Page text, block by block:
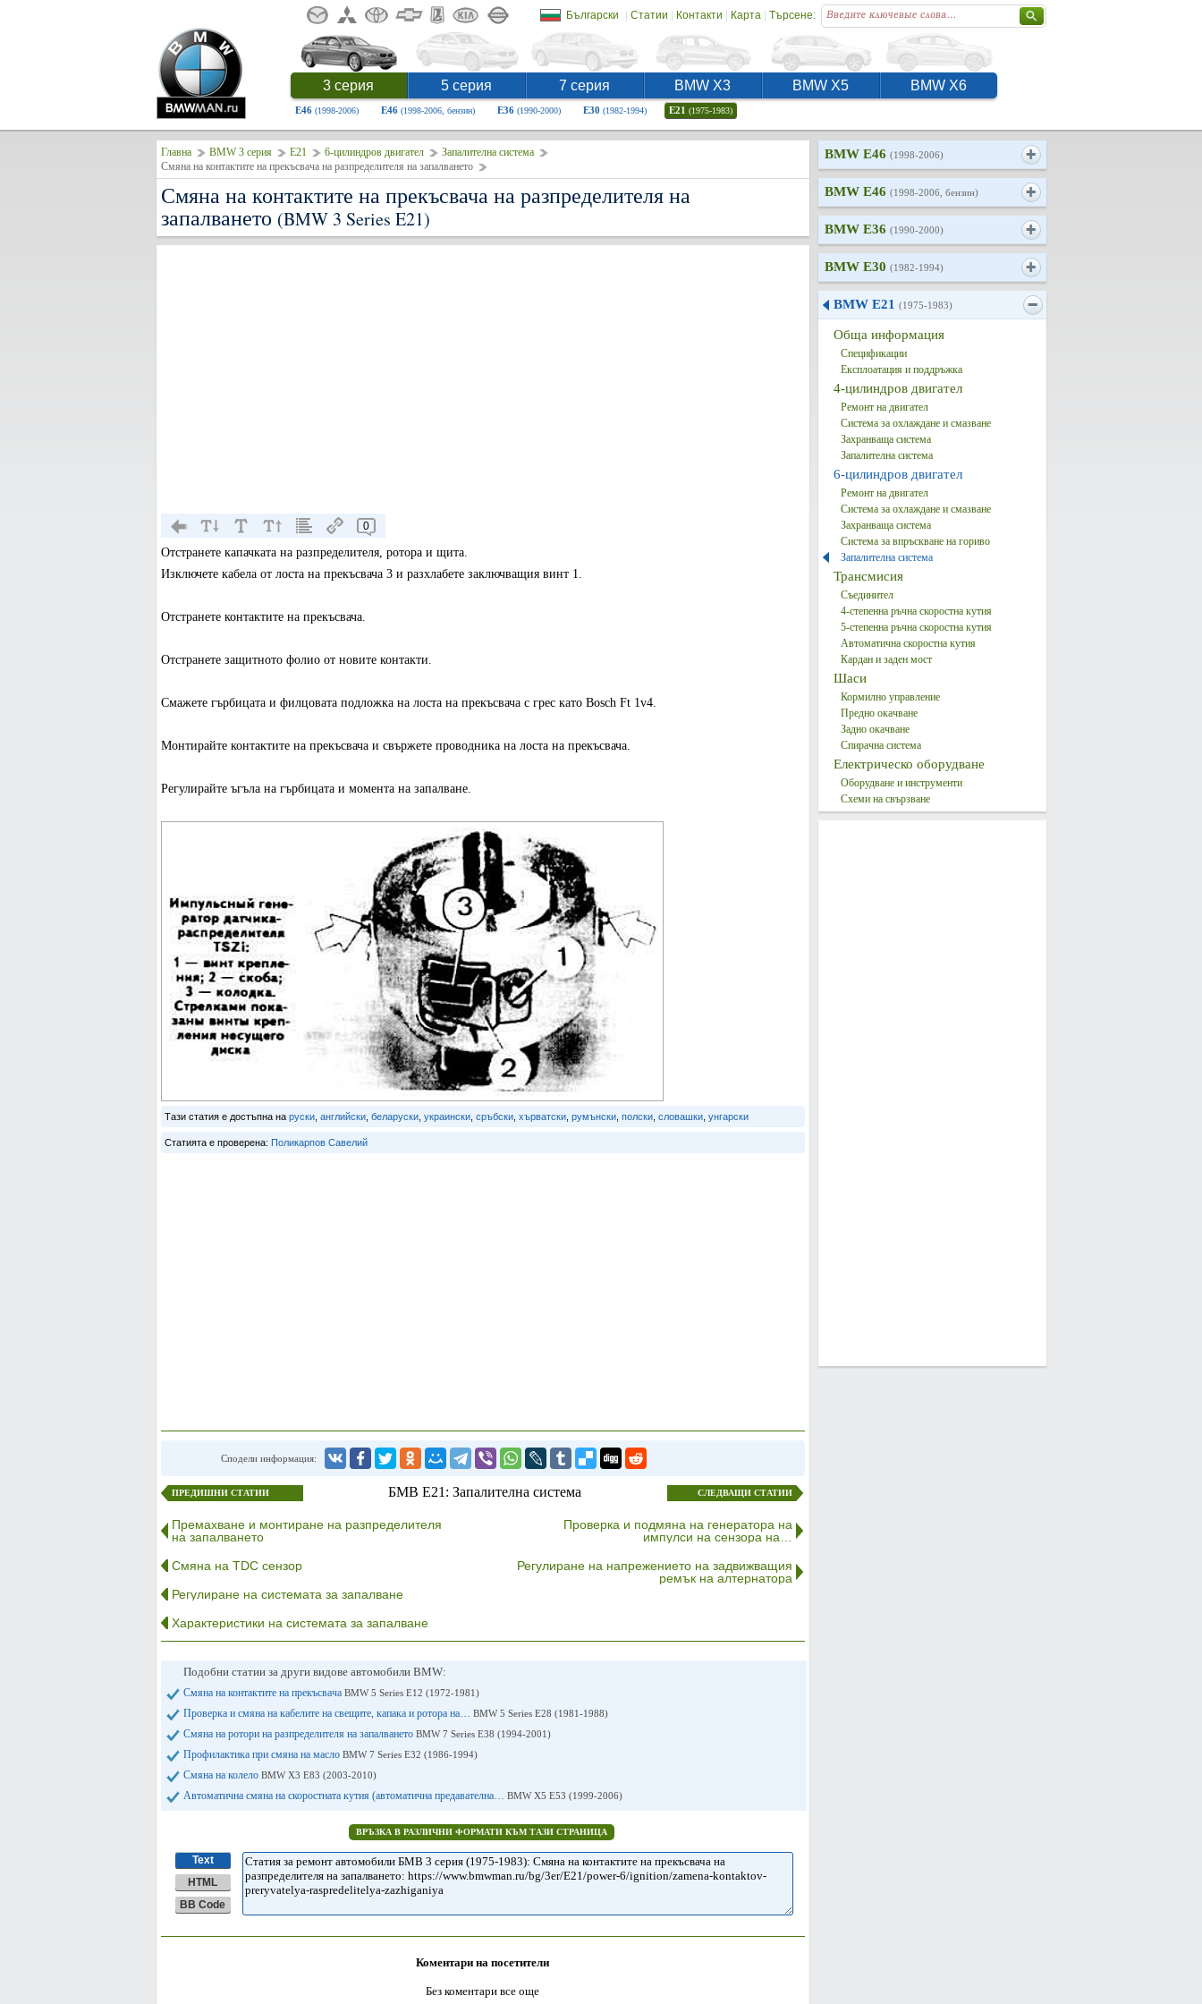
Български | Статии | Контакти | Карта| Търсене:
3 серия 5 серия 7 серия BMW X3 BMW X5 BMW X6
E46 (1998-2006) E46 (1998-2006, бензин) E36 (1990-2000) E30 (1982-1994) E21 (1975-1983)
Главна BMW 3 серия E21 6-цилиндров двигател
Запалителна система
Смяна на контактите на прекъсвача на разпределителя на запалването
Смяна на контактите на прекъсвача на разпределителя на
запалването (BMW 3 Series E21)
0
Отстранете капачката на разпределителя, ротора и щита.
Изключете кабела от лоста на прекъсвача 3 и разхлабете заключващия винт 1.
Отстранете контактите на прекъсвача.
Отстранете защитното фолио от новите контакти.
Смажете гърбицата и филцовата подложка на лоста на прекъсвача с грес като Bosch Ft 1v4.
Монтирайте контактите на прекъсвача и свържете проводника на лоста на прекъсвача.
Регулирайте ъгъла на гърбицата и момента на запалване.
Тази статия е достъпна на руски, английски, беларуски, украински, сръбски, хърватски, румънски, полски, словашки, унгарски
Статията е проверена: Поликарпов Савелий
Сподели информация:
ПРЕДИШНИ СТАТИИ БМВ E21: Запалителна система СЛЕДВАЩИ СТАТИИ
Премахване и монтиране на разпределителя
на запалването
Смяна на TDC сензор
Регулиране на системата за запалване
Характеристики на системата за запалване
Проверка и подмяна на генератора на
импулси на сензора на…
Регулиране на напрежението на задвижващия
ремък на алтернатора
Подобни статии за други видове автомобили BMW:
Смяна на контактите на прекъсвача BMW 5 Series E12 (1972-1981)
Проверка и смяна на кабелите на свещите, капака и ротора на… BMW 5 Series E28 (1981-1988)
Смяна на ротори на разпределителя на запалването BMW 7 Series E38 (1994-2001)
Профилактика при смяна на масло BMW 7 Series E32 (1986-1994)
Смяна на колело BMW X3 Е83 (2003-2010)
Автоматична смяна на скоростната кутия (автоматична предавателна… BMW X5 E53 (1999-2006)
ВРЪЗКА В РАЗЛИЧНИ ФОРМАТИ КЪМ ТАЗИ СТРАНИЦА
Text
HTML
BB Code
Коментари на посетители
Без коментари все още
BMW E46 (1998-2006)
BMW E46 (1998-2006, бензин)
BMW E36 (1990-2000)
BMW E30 (1982-1994)
BMW E21 (1975-1983)
Обща информация
Спецификации
Експлоатация и поддръжка
4-цилиндров двигател
Ремонт на двигател
Система за охлаждане и смазване
Захранваща система
Запалителна система
6-цилиндров двигател
Ремонт на двигател
Система за охлаждане и смазване
Захранваща система
Система за впръскване на гориво
Запалителна система
Трансмисия
Съединител
4-степенна ръчна скоростна кутия
5-степенна ръчна скоростна кутия
Автоматична скоростна кутия
Кардан и заден мост
Шаси
Кормилно управление
Предно окачване
Задно окачване
Спирачна система
Електрическо оборудване
Оборудване и инструменти
Схеми на свързване